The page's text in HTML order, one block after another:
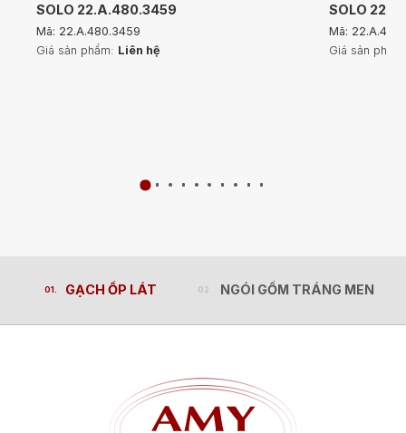
SOLO 22.A.480.3459
Mã: 22.A.480.3459
Giá sản phẩm: Liên hệ
SOLO
Mã:
Giá sản
GẠCH ỐP LÁT
GẠCH ỐP LÁT
NGÓI GỐM TRÁNG MEN
NGÓI GỐM TRÁNG MEN